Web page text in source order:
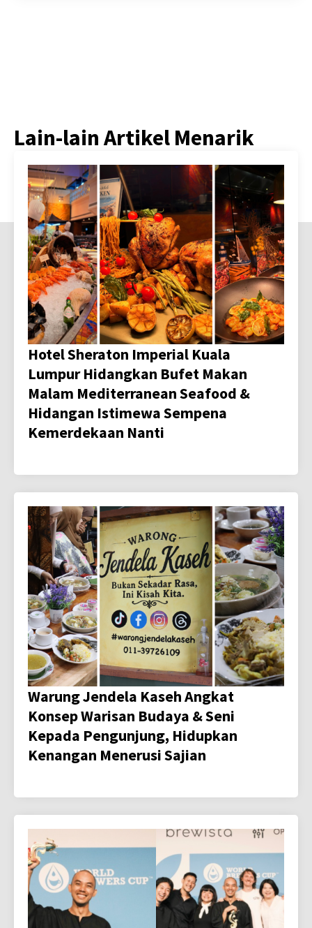
Lain-lain Artikel Menarik
Hotel Sheraton Imperial Kuala
Lumpur Hidangkan Bufet Makan
Malam Mediterranean Seafood &
Hidangan Istimewa Sempena
Kemerdekaan Nanti
Warung Jendela Kaseh Angkat
Konsep Warisan Budaya & Seni
Kepada Pengunjung, Hidupkan
Kenangan Menerusi Sajian